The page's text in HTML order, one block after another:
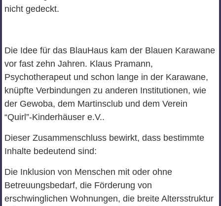
nicht gedeckt.
Die Idee für das BlauHaus kam der Blauen Karawane
vor fast zehn Jahren. Klaus Pramann,
Psychotherapeut und schon lange in der Karawane,
knüpfte Verbindungen zu anderen Institutionen, wie
der Gewoba, dem Martinsclub und dem Verein
“Quirl”-Kinderhäuser e.V..
Dieser Zusammenschluss bewirkt, dass bestimmte
Inhalte bedeutend sind:
Die Inklusion von Menschen mit oder ohne
Betreuungsbedarf, die Förderung von
erschwinglichen Wohnungen, die breite Altersstruktur